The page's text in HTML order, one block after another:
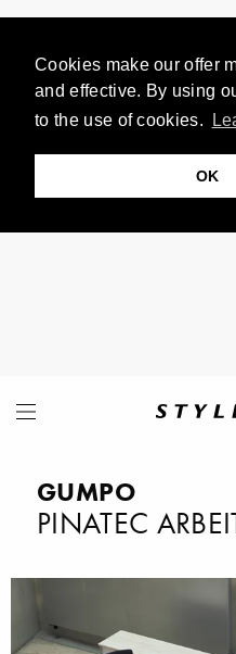
Cookies make our offer
and effective. By using
to the use of cookies.
OK
GUMPO
PINATEC